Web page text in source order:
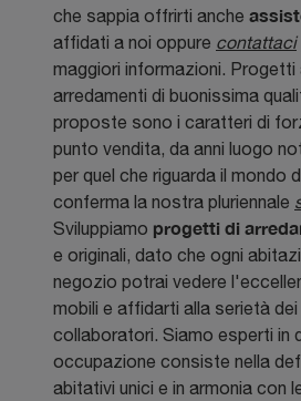
che sappia offrirti anche
affidati a noi oppure contattaci
maggiori informazioni. Progetti
arredamenti di buonissima
proposte sono i caratteri di
punto vendita, da anni luogo
per quel che riguarda il mondo
conferma la nostra pluriennale
Sviluppiamo progetti di
e originali, dato che ogni
negozio potrai vedere
mobili e affidarti alla serietà
collaboratori. Siamo esperti in
occupazione consiste nella
abitativi unici e in armonia con